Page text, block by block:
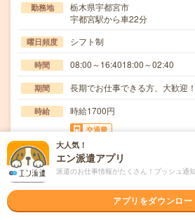
勤務地
栃木県宇都宮市
宇都宮駅から車22分
曜日頻度 シフト制
時間 08:00～16:4018:00～02:40
期間 長期でお仕事できる方、大歓迎！
時給 時給1700円
交通費
交通費規定内支給
仕事内容
半導体用部品の耐久度を向上さ
職種未経験OK / ブランクOK / 英
◆未経験OK！〇まずは事前登録
大人気！
エン派遣アプリ
派遣のお仕事情報がたくさん！プッシュ通
アプリをダウンロー